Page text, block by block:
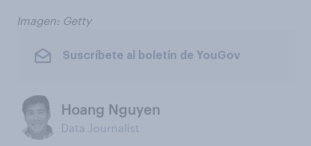
Imagen: Getty
Suscríbete al boletín de YouGov
Hoang Nguyen
Data Journalist